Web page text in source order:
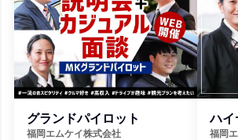
グランドパイロット
福岡エムケイ株式会社
ハイ
福岡